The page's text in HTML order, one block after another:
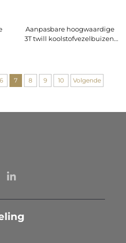
Aanpasbare hoogwaardige
3T twill koolstofvezelbuizen,
6 7 8 9 10 Volgende